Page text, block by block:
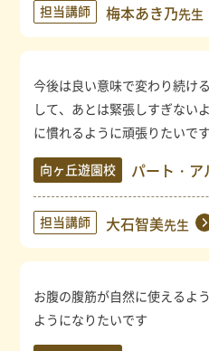
担当講師 梅本あき乃先生
今後は良い意味で変わり続け
して、あとは緊張しすぎない
に慣れるように頑張りたいです
向ヶ丘遊園校 パート・ア
担当講師 大石智美先生
お腹の腹筋が自然に使えるよ
ようになりたいです